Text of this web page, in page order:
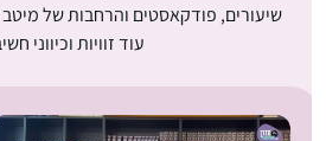
שיעורים, פודקאסטים והרחבות של
עוד זוויות וכיווני